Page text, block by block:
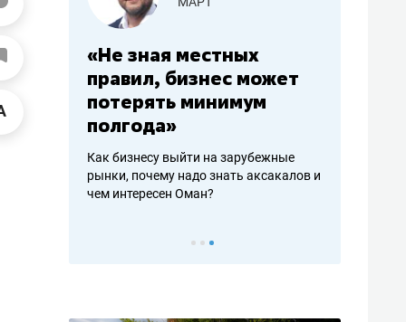
работа «Не зная местных
правил, бизнес может
потерять минимум
полгода»
Как бизнесу выйти на зарубежные
рынки, почему надо знать аксакалов и
чем интересен Оман?